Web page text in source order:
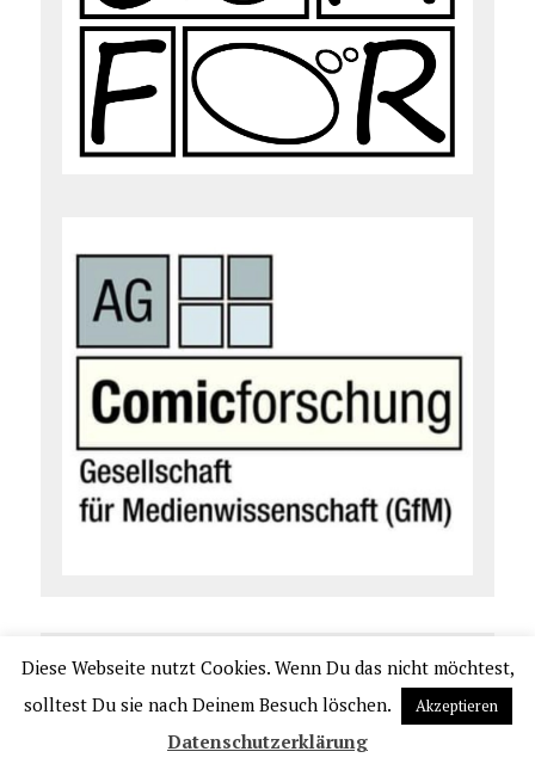
Diese Webseite nutzt Cookies. Wenn Du das nicht möchtest,
solltest Du sie nach Deinem Besuch löschen.
Akzeptieren
Datenschutzerklärung